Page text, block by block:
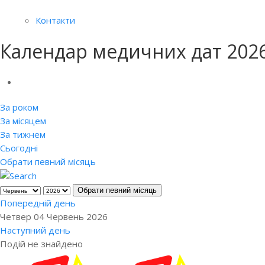
Контакти
Календар медичних дат
За роком
За місяцем
За тижнем
Сьогодні
Обрати певний місяць
Обрати певний місяць
Попередній день
Четвер 04 Червень 2026
Наступний день
Подій не знайдено